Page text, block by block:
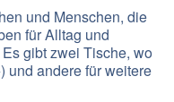
und Menschen, die
für Alltag und
gibt zwei Tische, wo
und andere für weitere